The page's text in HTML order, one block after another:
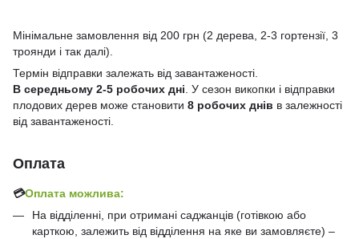
Мінімальне замовлення від 200 грн (2 дерева, 2-3 гортензії, 3
троянди і так далі).
Термін відправки залежать від завантаженості.
В середньому 2-5 робочих дні . У сезон викопки і відправки
плодових дерев може становити 8 робочих днів в залежності
від завантаженості.
Оплата
💳Оплата можлива:
На відділенні, при отримані саджанців (готівкою або
карткою, залежить від відділення на яке ви замовляєте) –